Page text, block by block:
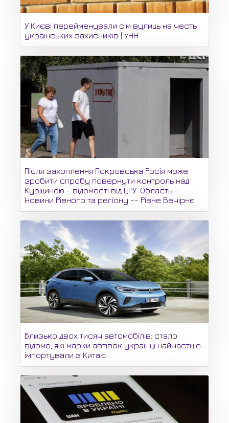
У Києві перейменували сім вулиць на честь
українських захисників | УНН
Після захоплення Покровська Росія може
зробити спробу повернути контроль над
Курщиною - відомості від ЦРУ. Область -
Новини Рівного та регіону -- Рівне Вечірнє
Близько двох тисяч автомобілів: стало
відомо, які марки автівок українці найчастіше
імпортували з Китаю.